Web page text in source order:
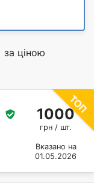
за ціною
1000
грн / шт.
Вказано на
01.05.2026